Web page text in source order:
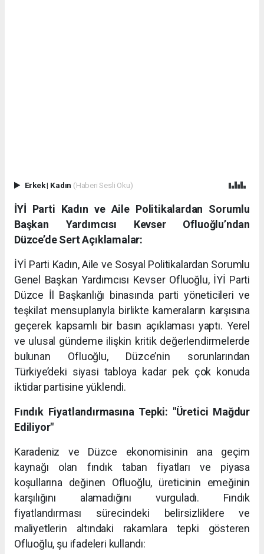
Erkek| Kadın (Haberi Sesli Oku)
İYİ Parti Kadın ve Aile Politikalardan Sorumlu
Başkan Yardımcısı Kevser Ofluoğlu’ndan
Düzce’de Sert Açıklamalar:
İYİ Parti Kadın, Aile ve Sosyal Politikalardan Sorumlu
Genel Başkan Yardımcısı Kevser Ofluoğlu, İYİ Parti
Düzce İl Başkanlığı binasında parti yöneticileri ve
teşkilat mensuplarıyla birlikte kameraların karşısına
geçerek kapsamlı bir basın açıklaması yaptı. Yerel
ve ulusal gündeme ilişkin kritik değerlendirmelerde
bulunan Ofluoğlu, Düzce’nin sorunlarından
Türkiye’deki siyasi tabloya kadar pek çok konuda
iktidar partisine yüklendi.
Fındık Fiyatlandırmasına Tepki: "Üretici Mağdur
Ediliyor"
Karadeniz ve Düzce ekonomisinin ana geçim
kaynağı olan fındık taban fiyatları ve piyasa
koşullarına değinen Ofluoğlu, üreticinin emeğinin
karşılığını alamadığını vurguladı. Fındık
fiyatlandırması sürecindeki belirsizliklere ve
maliyetlerin altındaki rakamlara tepki gösteren
Ofluoğlu, şu ifadeleri kullandı: